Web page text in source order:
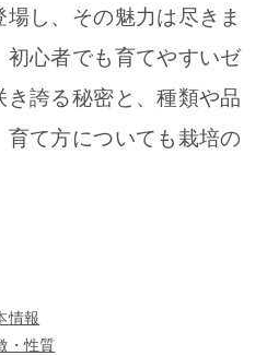
し、その魅力は尽きま
心者でも育てやすいゼ
誇る秘密と、種類や品
て方についても栽培の
情報
・性質